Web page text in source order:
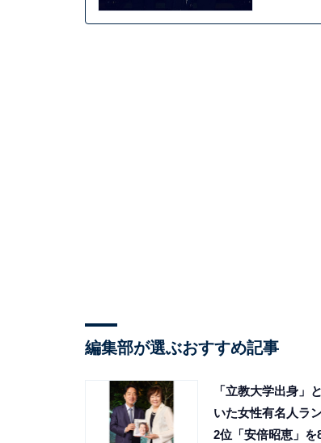
編集部が選ぶおすすめ記事
「立教大学出身」
いた女性有名人ラ
2位「安倍昭恵」を